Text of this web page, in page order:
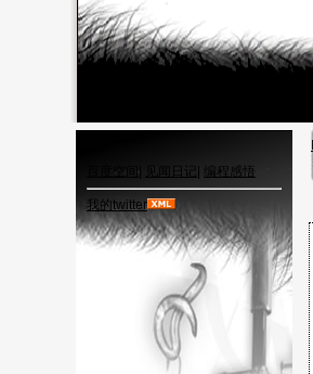
百度空间 | 见闻日记 编程感悟
我的twitter